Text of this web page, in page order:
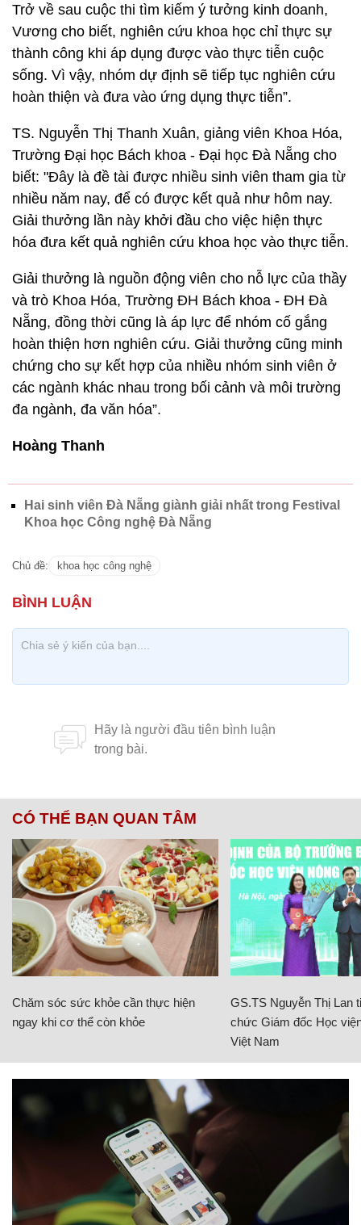
Trở về sau cuộc thi tìm kiếm ý tưởng kinh doanh,
Vương cho biết, nghiên cứu khoa học chỉ thực sự
thành công khi áp dụng được vào thực tiễn cuộc
sống. Vì vậy, nhóm dự định sẽ tiếp tục nghiên cứu
hoàn thiện và đưa vào ứng dụng thực tiễn”.
TS. Nguyễn Thị Thanh Xuân, giảng viên Khoa Hóa,
Trường Đại học Bách khoa - Đại học Đà Nẵng cho
biết: "Đây là đề tài được nhiều sinh viên tham gia từ
nhiều năm nay, để có được kết quả như hôm nay.
Giải thưởng lần này khởi đầu cho việc hiện thực
hóa đưa kết quả nghiên cứu khoa học vào thực tiễn.
Giải thưởng là nguồn động viên cho nỗ lực của thầy
và trò Khoa Hóa, Trường ĐH Bách khoa - ĐH Đà
Nẵng, đồng thời cũng là áp lực để nhóm cố gắng
hoàn thiện hơn nghiên cứu. Giải thưởng cũng minh
chứng cho sự kết hợp của nhiều nhóm sinh viên ở
các ngành khác nhau trong bối cảnh và môi trường
đa ngành, đa văn hóa”.
Hoàng Thanh
Hai sinh viên Đà Nẵng giành giải nhất trong Festival
Khoa học Công nghệ Đà Nẵng
Chủ đề: khoa học công nghệ
CÓ THỂ BẠN QUAN TÂM
Chăm sóc sức khỏe cần thực hiện
ngay khi cơ thể còn khỏe
GS.TS Nguyễn Thị Lan
chức Giám đốc Học
Việt Nam